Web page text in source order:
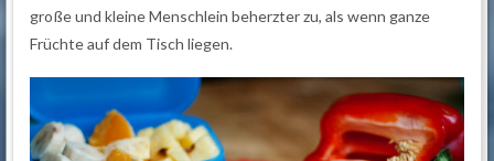
große und kleine Menschlein beherzter zu, als wenn ganze
Früchte auf dem Tisch liegen.